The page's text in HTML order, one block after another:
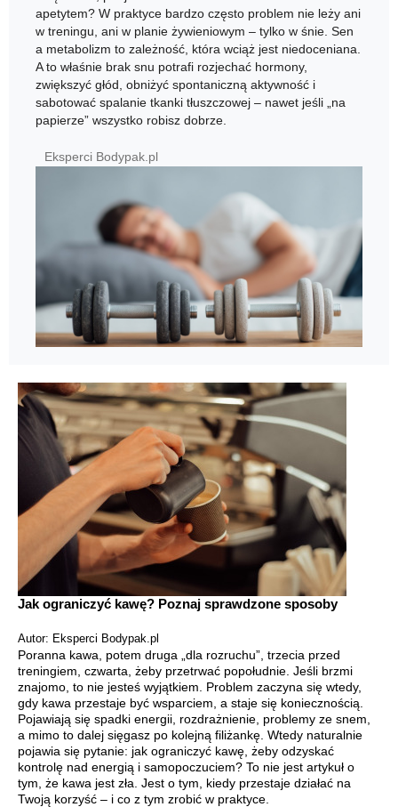
apetytem? W praktyce bardzo często problem nie leży ani
w treningu, ani w planie żywieniowym – tylko w śnie. Sen
a metabolizm to zależność, która wciąż jest niedoceniana.
A to właśnie brak snu potrafi rozjechać hormony,
zwiększyć głód, obniżyć spontaniczną aktywność i
sabotować spalanie tkanki tłuszczowej – nawet jeśli „na
papierze” wszystko robisz dobrze.
Eksperci Bodypak.pl
Jak ograniczyć kawę? Poznaj sprawdzone sposoby
Autor: Eksperci Bodypak.pl
Poranna kawa, potem druga „dla rozruchu”, trzecia przed
treningiem, czwarta, żeby przetrwać popołudnie. Jeśli brzmi
znajomo, to nie jesteś wyjątkiem. Problem zaczyna się wtedy,
gdy kawa przestaje być wsparciem, a staje się koniecznością.
Pojawiają się spadki energii, rozdrażnienie, problemy ze snem,
a mimo to dalej sięgasz po kolejną filiżankę. Wtedy naturalnie
pojawia się pytanie: jak ograniczyć kawę, żeby odzyskać
kontrolę nad energią i samopoczuciem? To nie jest artykuł o
tym, że kawa jest zła. Jest o tym, kiedy przestaje działać na
Twoją korzyść – i co z tym zrobić w praktyce.